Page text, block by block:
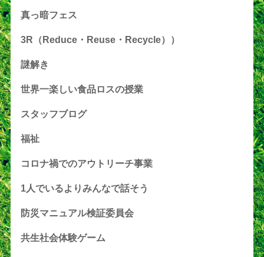
真っ暗フェス
3R（Reduce・Reuse・Recycle））
謎解き
世界一楽しい食品ロスの授業
スタッフブログ
福祉
コロナ禍でのアウトリーチ事業
1人でいるよりみんなで話そう
防災マニュアル検証委員会
共生社会体験ゲーム